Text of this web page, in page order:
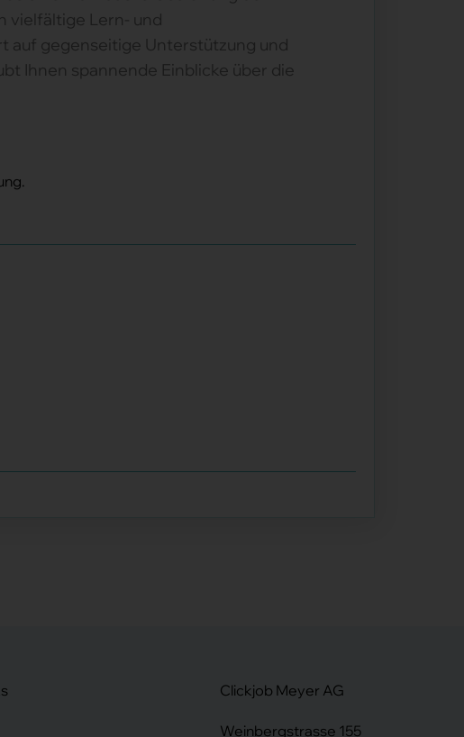
vielfältige Lern- und
auf gegenseitige Unterstützung und
Ihnen spannende Einblicke über die
Clickjob Meyer AG
Weinbergstrasse 155